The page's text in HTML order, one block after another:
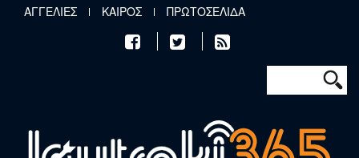
Παράκαμψη προς το κυρίως περιεχόμενο
ΑΓΓΕΛΙΕΣ ΚΑΙΡΟΣ ΠΡΩΤΟΣΕΛΙΔΑ
Φόρμα
Αναζήτηση